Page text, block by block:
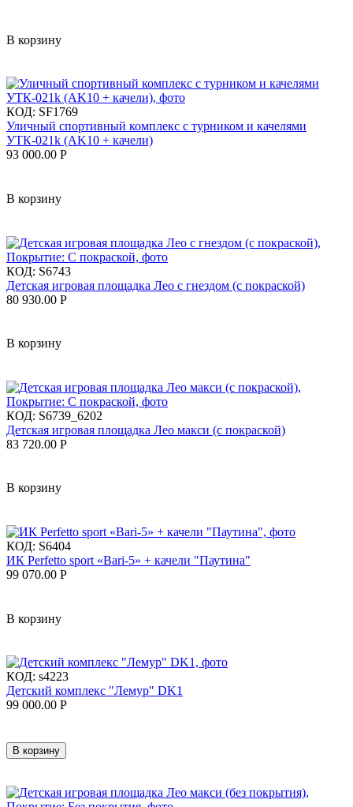
В корзину
КОД: SF1769
Уличный спортивный комплекс с турником и качелями
УТК-021k (AK10 + качели)
93 000.00 Р
В корзину
КОД: S6743
Детская игровая площадка Лео с гнездом (с покраской)
80 930.00 Р
В корзину
КОД: S6739_6202
Детская игровая площадка Лео макси (с покраской)
83 720.00 Р
В корзину
КОД: S6404
ИК Perfetto sport «Bari-5» + качели "Паутина"
99 070.00 Р
В корзину
КОД: s4223
Детский комплекс "Лемур" DK1
99 000.00 Р
В корзину